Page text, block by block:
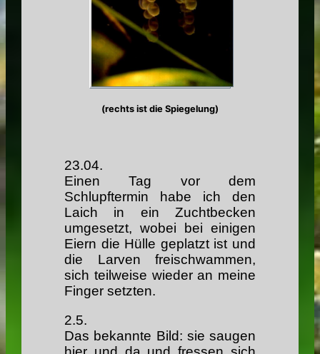
(rechts ist die Spiegelung)
23.04.
Einen Tag vor dem
Schlupftermin habe ich den
Laich in ein Zuchtbecken
umgesetzt, wobei bei einigen
Eiern die Hülle geplatzt ist und
die Larven freischwammen,
sich teilweise wieder an meine
Finger setzten.
2.5.
Das bekannte Bild: sie saugen